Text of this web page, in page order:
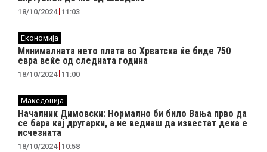
18/10/2024 11:03
Економија
Минималната нето плата во Хрватска ќе биде 750
евра веќе од следната година
18/10/2024 11:00
Македонија
Началник Димовски: Нормално би било Вања прво да
се бара кај другарки, а не веднаш да известат дека е
исчезната
18/10/2024 10:58